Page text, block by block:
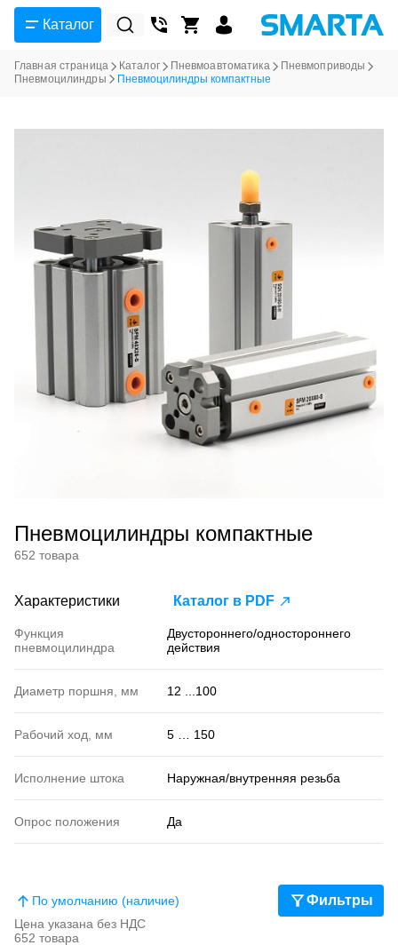
Каталог
Главная страница Каталог Пневмоавтоматика
Пневмоприводы
Пневмоцилиндры
Пневмоцилиндры компактные
Пневмоцилиндры компактные
652 товара
Характеристики Каталог в PDF
Функция
пневмоцилиндра
Двустороннего/одностороннего
действия
Диаметр поршня, мм 12 ...100
Рабочий ход, мм 5 … 150
Исполнение штока Наружная/внутренняя резьба
Опрос положения Да
652 товара
Цена указана без НДС
По умолчанию (наличие) Фильтры